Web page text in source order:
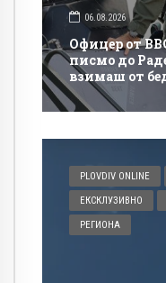
06.08.2026
Офицер от
писмо до
взимаш от
богатите?
PLOVDIV ONLINE
ЕКСКЛУЗИВНО
РЕГИОНА